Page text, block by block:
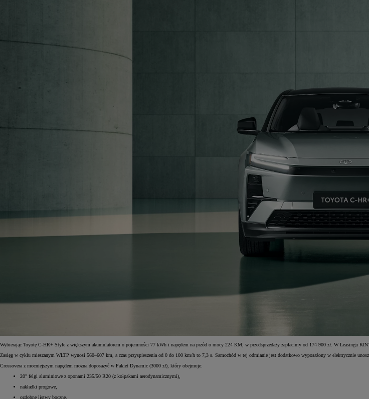
Od105 300 zł
HYBRID
Wybierając Toyotę C-HR+ Style z większym akumulatorem o pojemności 77 kWh i napędem na przód o mocy 224 KM, w przedsprzedaży zapłacimy od 174 900 zł. W Leasingu
Zasięg w cyklu mieszanym WLTP wynosi 560–607 km, a czas przyspieszenia od 0 do 100 km/h to 7,3 s. Samochód w tej odmianie jest dodatkowo wyposażony w elektrycznie
Crossovera z mocniejszym napędem można doposażyć w Pakiet Dynamic (3000 zł), który obejmuje:
20" felgi aluminiowe z oponami 235/50 R20 (z kołpakami aerodynamicznymi),
nakładki progowe,
ozdobne listwy boczne,